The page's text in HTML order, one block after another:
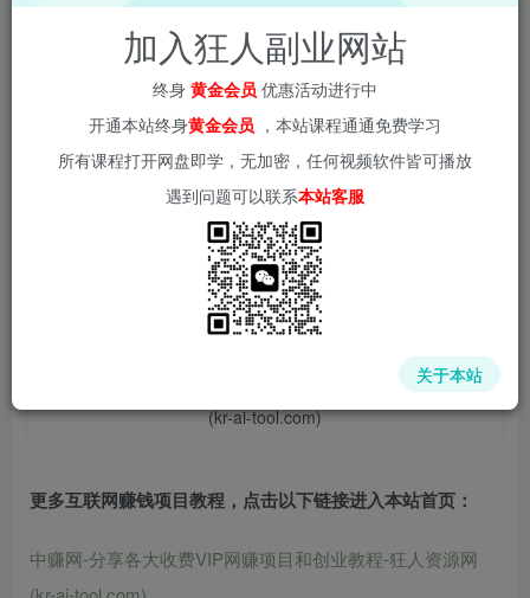
📌 1000➕互联网副业项目教程，更多网赚项目，点击以下
链接进入本站首页：
中赚网 - 分享各大收费VIP网赚项目和创业教程 - 狂人资源
(kr-ai-tool.com)
更多互联网赚钱项目教程，点击以下链接进入本站首页 ：
中赚网-分享各大收费VIP网赚项目和创业教程-狂人资源网
加入狂人副业网站
终身 黄金会员 优惠活动进行中
开通本站终身黄金会员 ，本站课程通通免费学习
所有课程打开网盘即学，无加密，任何视频软件皆可播放
遇到问题可以联系本站客服
关于本站